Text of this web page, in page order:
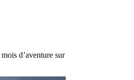
d’aventure sur